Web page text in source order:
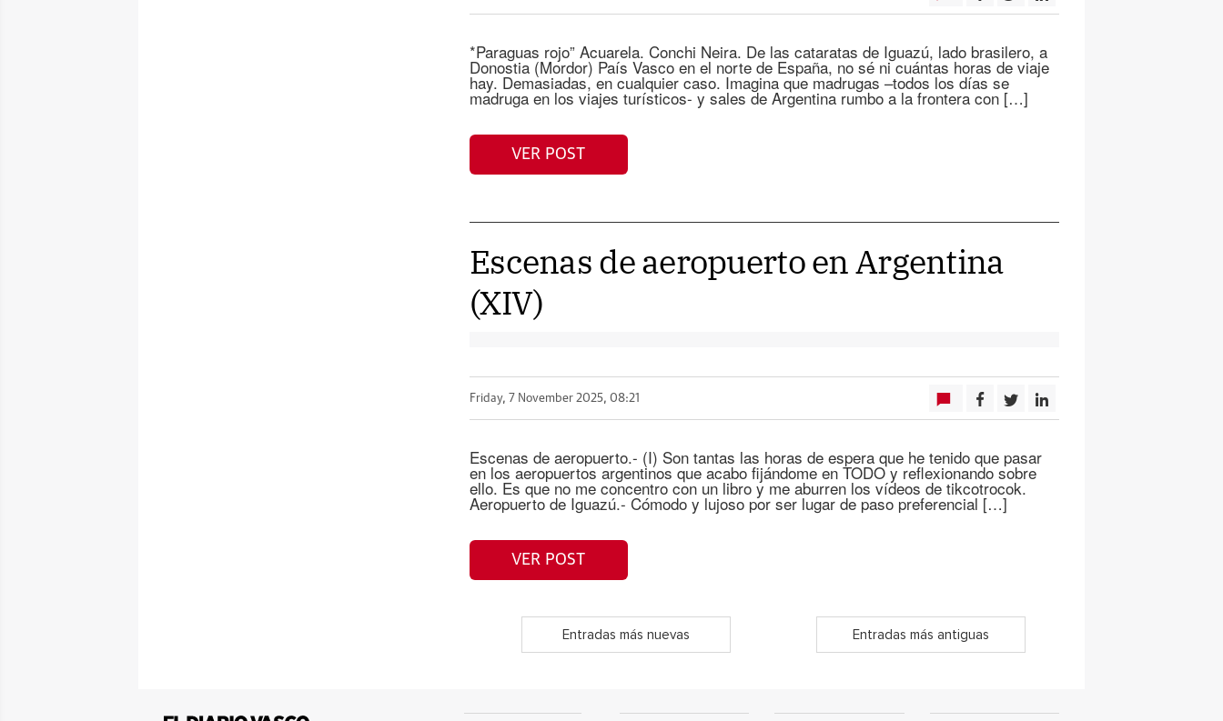
*Paraguas rojo” Acuarela. Conchi Neira. De las cataratas de Iguazú, lado brasilero, a
Donostia (Mordor) País Vasco en el norte de España, no sé ni cuántas horas de viaje
hay. Demasiadas, en cualquier caso. Imagina que madrugas –todos los días se
madruga en los viajes turísticos- y sales de Argentina rumbo a la frontera con […]
VER POST
Escenas de aeropuerto en Argentina
(XIV)
Friday, 7 November 2025, 08:21
Escenas de aeropuerto.- (I) Son tantas las horas de espera que he tenido que pasar
en los aeropuertos argentinos que acabo fijándome en TODO y reflexionando sobre
ello. Es que no me concentro con un libro y me aburren los vídeos de tikcotrocok.
Aeropuerto de Iguazú.- Cómodo y lujoso por ser lugar de paso preferencial […]
VER POST
Entradas más nuevas Entradas más antiguas